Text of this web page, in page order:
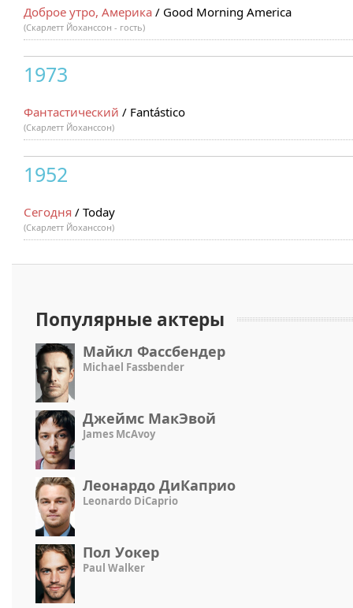
Доброе утро, Америка / Good Morning America
(Скарлетт Йоханссон - гость)
1973
Фантастический / Fantástico
(Скарлетт Йоханссон)
1952
Сегодня / Today
(Скарлетт Йоханссон)
Популярные актеры
Майкл Фассбендер
Michael Fassbender
Джеймс МакЭвой
James McAvoy
Леонардо ДиКаприо
Leonardo DiCaprio
Пол Уокер
Paul Walker